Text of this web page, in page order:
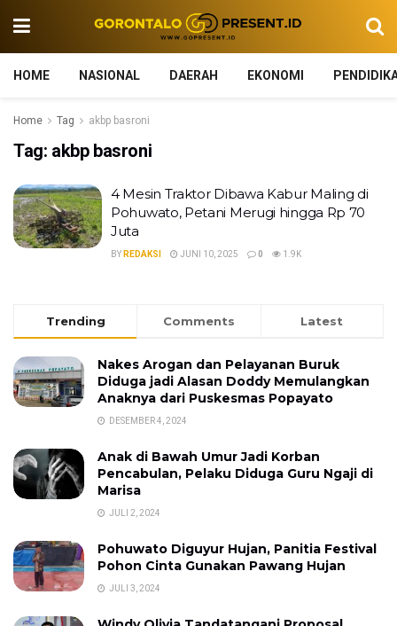
HOME NASIONAL DAERAH EKONOMI
Home Tag akbp basroni
Tag: akbp basroni
4 Mesin Traktor Dibawa Kabur Maling di
Pohuwato, Petani Merugi hingga Rp 70
Juta
BY REDAKSI JUNI 10, 2025 0 1.9K
Trending Comments Latest
Nakes Arogan dan Pelayanan Buruk
Diduga jadi Alasan Doddy Memulangkan
Anaknya dari Puskesmas Popayato
DESEMBER 4, 2024
Anak di Bawah Umur Jadi Korban
Pencabulan, Pelaku Diduga Guru Ngaji di
Marisa
JULI 2, 2024
Pohuwato Diguyur Hujan, Panitia Festival
Pohon Cinta Gunakan Pawang Hujan
JULI 3, 2024